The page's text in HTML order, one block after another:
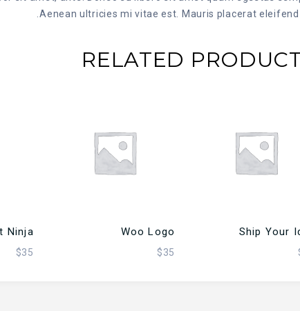
Aenean ultricies mi vitae est. Mauris placerat eleifend
RELATED
Ninja
$35
إضافة إلى السلة
Woo Logo
$35
تحديد أحد الخيارات
Ship Your